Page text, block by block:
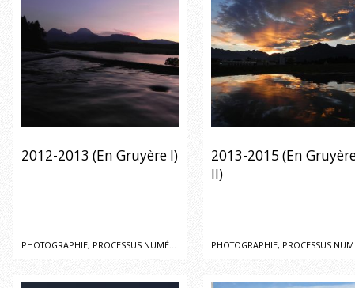
2012-2013 (En Gruyère I)
PHOTOGRAPHIE, PROCESSUS NUMÉRIQUE
2013-2015 (En
II)